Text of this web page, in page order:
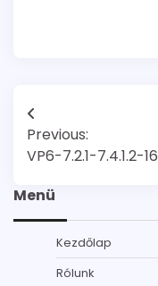
Bejegyzés
navigáció
Previous:
VP6-7.2.1-7.4.1.2-16
Menü
Kezdőlap
Rólunk